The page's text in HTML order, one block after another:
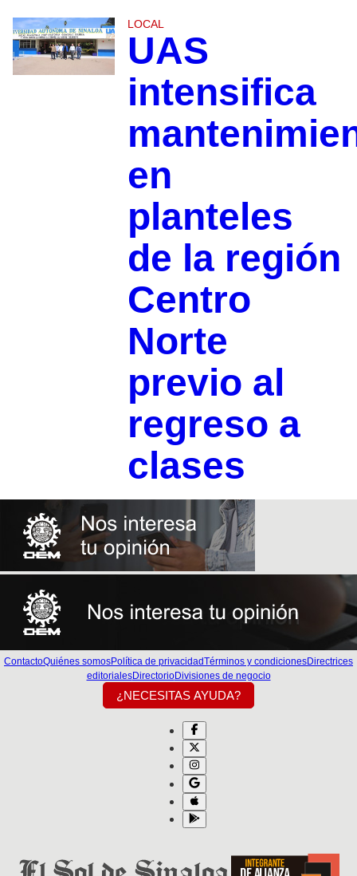
LOCAL
UAS
intensifica
en
planteles
de la región
Centro
Norte
previo al
regreso a
clases
ContactoQuiénes somosPolítica de privacidadTérminos y condicionesDirectrices
editorialesDirectorioDivisiones de negocio
¿NECESITAS AYUDA?